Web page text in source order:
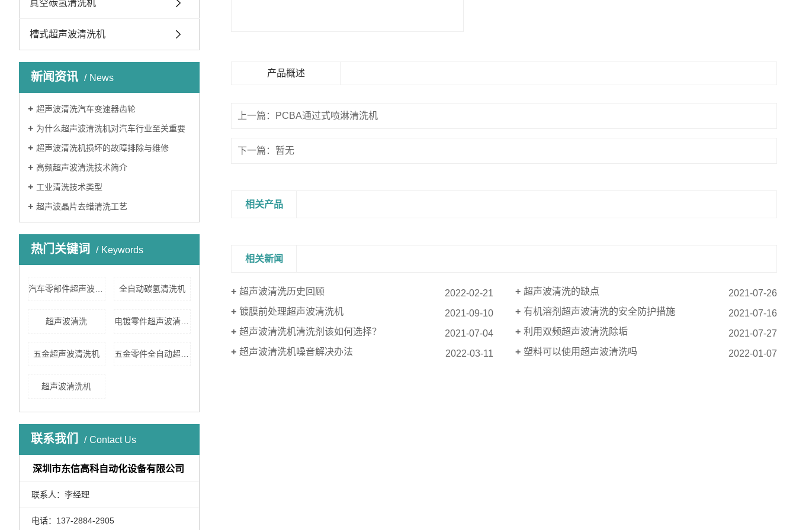
真空碳氢清洗机
槽式超声波清洗机
新闻资讯 News
超声波清洗汽车变速器齿轮
为什么超声波清洗机对汽车行业至关重要
超声波清洗机损坏的故障排除与维修
高频超声波清洗技术简介
工业清洗技术类型
超声波晶片去蜡清洗工艺
热门关键词 Keywords
全自动碳氢清洗机
超声波清洗 电镀零件超声波清洗机
五金超声波清洗机
超声波清洗机
联系我们 Contact Us
深圳市东信高科自动化设备有限公司
联系人：李经理
电话：137-2884-2905
产品概述
上一篇：PCBA通过式喷淋清洗机
下一篇：暂无
相关产品
相关新闻
超声波清洗历史回顾 2022-02-21 超声波清洗的缺点
2021-07-26
镀膜前处理超声波清洗机
2021-09-10 有机溶剂超声波清洗的安全防护措施
2021-07-16
超声波清洗机清洗剂该如何选择？
2021-07-04 利用双频超声波清洗除垢
2021-07-27
超声波清洗机噪音解决办法
2022-03-11 塑料可以使用超声波清洗吗 2022-01-07